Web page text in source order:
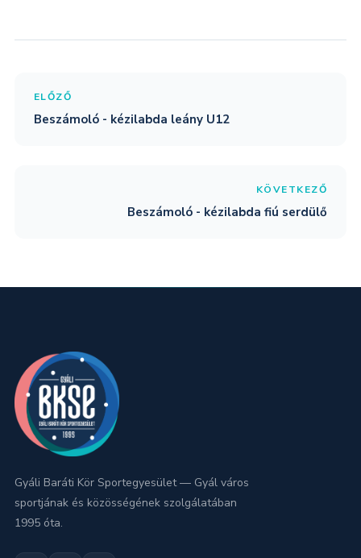
ELŐZŐ
Beszámoló - kézilabda leány U12
KÖVETKEZŐ
Beszámoló - kézilabda fiú serdülő
Gyáli Baráti Kör Sportegyesület — Gyál város
sportjának és közösségének szolgálatában
1995 óta.